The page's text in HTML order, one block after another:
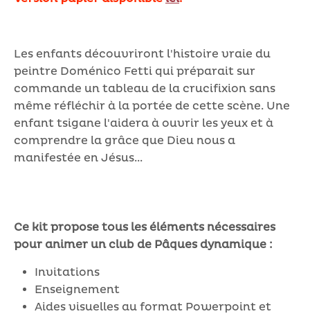
Les enfants découvriront l'histoire vraie du
peintre Doménico Fetti qui préparait sur
commande un tableau de la crucifixion sans
même réfléchir à la portée de cette scène. Une
enfant tsigane l'aidera à ouvrir les yeux et à
comprendre la grâce que Dieu nous a
manifestée en Jésus...
Ce kit propose tous les éléments nécessaires
pour animer un club de Pâques dynamique :
Invitations
Enseignement
Aides visuelles au format Powerpoint et